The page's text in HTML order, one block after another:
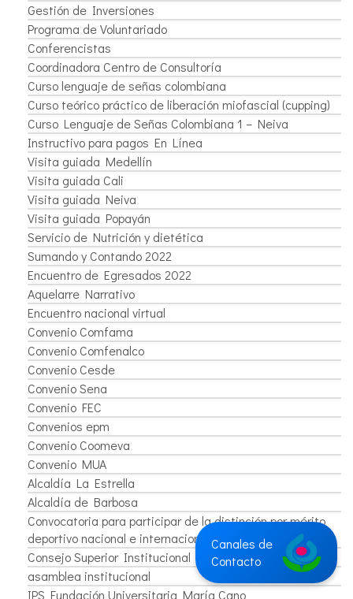
Gestión de Inversiones
Programa de Voluntariado
Conferencistas
Coordinadora Centro de Consultoría
Curso lenguaje de señas colombiana
Curso teórico práctico de liberación miofascial (cupping)
Curso Lenguaje de Señas Colombiana 1 – Neiva
Instructivo para pagos En Línea
Visita guiada Medellín
Visita guiada Cali
Visita guiada Neiva
Visita guiada Popayán
Servicio de Nutrición y dietética
Sumando y Contando 2022
Encuentro de Egresados 2022
Aquelarre Narrativo
Encuentro nacional virtual
Convenio Comfama
Convenio Comfenalco
Convenio Cesde
Convenio Sena
Convenio FEC
Convenios epm
Convenio Coomeva
Convenio MUA
Alcaldía La Estrella
Alcaldía de Barbosa
Convocatoria para participar de la distinción por mérito
deportivo nacional e internacional
Consejo Superior Institucional
asamblea institucional
IPS Fundación Universitaria María Cano
Canales de
Contacto